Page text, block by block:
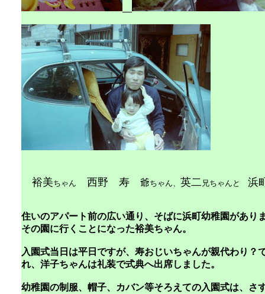
裕美ちゃん 西野 寿 爺ちゃん、 英二 兄ちゃんと 浜
住いのアパート前の広い通り、そばに浜町幼稚園があり
その園に行くことになった裕美ちゃん。
入園式当日は平日ですが、寿おじいちゃんが親代わり？
れ、洋子ちゃんは礼装で式典へ出席しました。
幼稚園の制服、帽子、カバン等そろえての入園式は、さ